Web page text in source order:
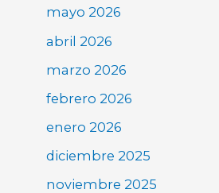
mayo 2026
abril 2026
marzo 2026
febrero 2026
enero 2026
diciembre 2025
noviembre 2025